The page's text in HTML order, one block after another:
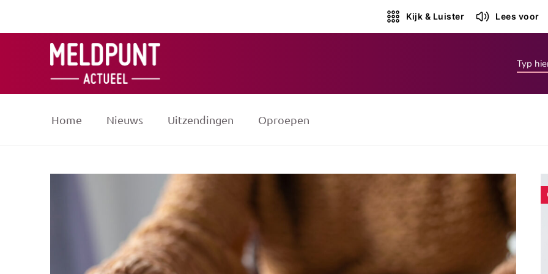
Kijk & Luister Lees voor
Home Nieuws Uitzendingen Oproepen